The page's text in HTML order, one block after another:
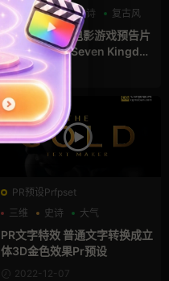
PR基本图形
史诗 复古风
pr模板 史诗级电影游戏预告片
视频制作素材 Seven Kingdo
ms 2
2023-01-22
PR预设Prfpset
三维
史诗 大气
PR文字特效 普通文字转换成立
体3D金色效果Pr预设
2022-12-07